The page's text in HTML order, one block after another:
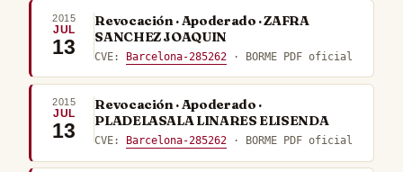
2015
JUL
13
Revocación · Apoderado · ZAFRA
SANCHEZ JOAQUIN
CVE: Barcelona-285262 · BORME PDF oficial
2015
JUL
13
Revocación · Apoderado ·
PLADELASALA LINARES ELISENDA
CVE: Barcelona-285262 · BORME PDF oficial